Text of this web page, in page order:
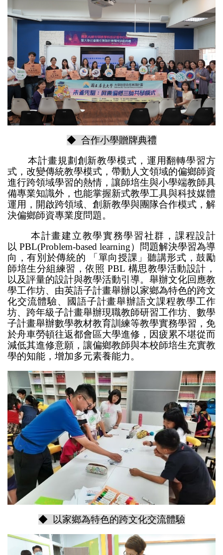
◆ 合作小學贈牌典禮
本計畫規劃創新教學模式，運用翻轉學習方
式，改變傳統教學模式，帶動人文領域的偏鄉師資
進行跨領域學習的熱情，讓師培生與小學端教師具
備專業知識外，也能掌握新式教學工具與科技媒體
運用，開啟跨領域、創新教學與團隊合作模式，解
決偏鄉師資專業度問題。
本計畫建立教學實務學習社群，課程設計
以 PBL(Problem-based learning）問題解決學習為導
向，有別於傳統的 「單向授課」聽講形式，鼓勵
師培生分組練習，依照 PBL 構思教學活動設計，
以及評量的設計與教學活動引導。舉辦文化回應教
學工作坊、由英語子計畫舉辦以家鄉為特色的跨文
化交流體驗、國語子計畫舉辦語文課程教學工作
坊、跨年級子計畫舉辦現職教師研習工作坊、數學
子計畫舉辦數學教材教育訓練等教學實務學習，免
於舟車勞頓往返都會區大學進修，因疲累不堪從而
減低其進修意願，讓偏鄉教師與本校師培生充實教
學的知能，增加多元素養能力。
◆ 以家鄉為特色的跨文化交流體驗